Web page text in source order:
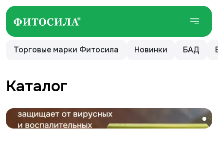
Торговые марки Фитосила Новинки БАД
Каталог